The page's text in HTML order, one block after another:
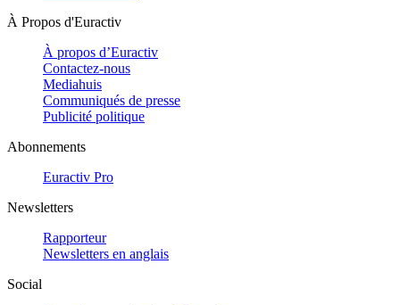
À Propos d'Euractiv
À propos d’Euractiv
Contactez-nous
Mediahuis
Communiqués de presse
Publicité politique
Abonnements
Euractiv Pro
Newsletters
Rapporteur
Newsletters en anglais
Social